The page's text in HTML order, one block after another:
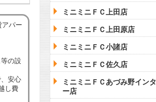
パー
の設
安心
し費
ミニミニＦＣ上田店
ミニミニＦＣ上田原店
ミニミニＦＣ小諸店
ミニミニＦＣ佐久店
ミニミニＦＣあづみ野インタ
ー店